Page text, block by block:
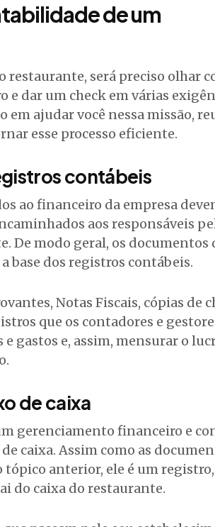
de um
restaurante, será preciso olhar
e dar um check em várias
em ajudar você nessa missão,
esse processo eficiente.
contábeis
ao financeiro da empresa
aos responsáveis
De modo geral, os documentos
base dos registros contábeis.
Notas Fiscais, cópias de
que os contadores e
gastos e, assim, mensurar o
de caixa
gerenciamento financeiro e
caixa. Assim como as
anterior, ele é um
do caixa do restaurante.